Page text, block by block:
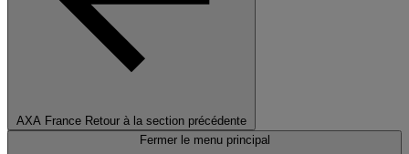
AXA France Retour à la section précédente
Fermer le menu principal